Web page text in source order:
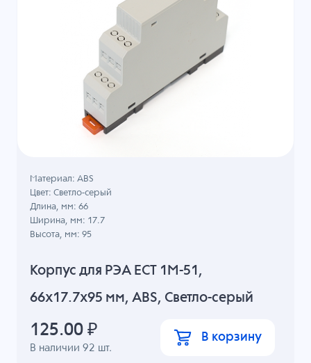
Корпус для РЭА ECT 1M-51,
66x17.7x95 мм, ABS, Светло-серый
В наличии92 шт.
Материал: ABS
Цвет: Светло-серый
Длина, мм: 66
Ширина, мм: 17.7
Высота, мм: 95
125.00 ₽ В корзину